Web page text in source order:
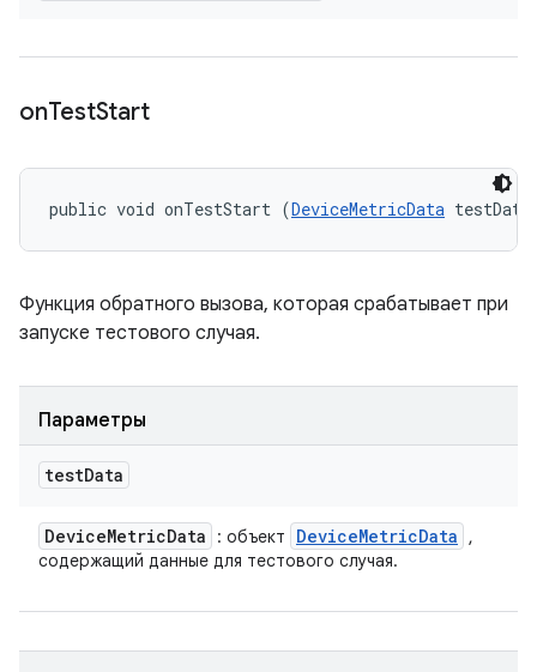
onTestStart
public void onTestStart (DeviceMetricData
Функция обратного вызова, которая срабатывает при
запуске тестового случая.
Параметры
testData
DeviceMetricData : объект DeviceMetricData
,
содержащий данные для тестового случая.